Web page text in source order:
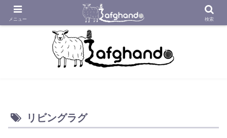
アフガニスタンの工房から織り紡いだアフガン絨毯をあなたへ
リビングラグ
メニュー 検索